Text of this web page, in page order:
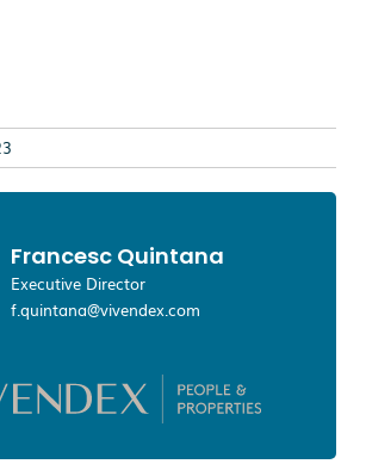
Francesc Quintana
Executive Director
f.quintana@vivendex.com